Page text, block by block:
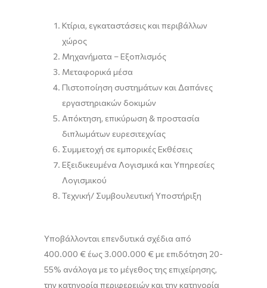
Κτίρια, εγκαταστάσεις και περιβάλλων
χώρος
Μηχανήματα – Εξοπλισμός
Μεταφορικά μέσα
Πιστοποίηση συστημάτων και Δαπάνες
εργαστηριακών δοκιμών
Απόκτηση, επικύρωση & προστασία
διπλωμάτων ευρεσιτεχνίας
Συμμετοχή σε εμπορικές Εκθέσεις
Εξειδικευμένα Λογισμικά και Υπηρεσίες
Λογισμικού
Τεχνική/ Συμβουλευτική Υποστήριξη
Υποβάλλονται επενδυτικά σχέδια από
400.000 € έως 3.000.000 € με επιδότηση 20-
55% ανάλογα με το μέγεθος της επιχείρησης,
την κατηγορία περιφερειών και την κατηγορία